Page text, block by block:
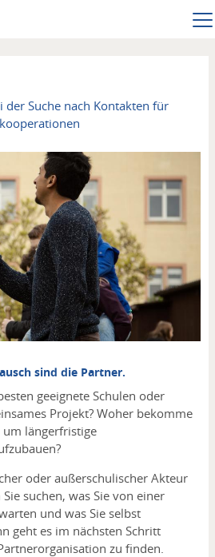
Suche nach Kontakten für
sind die Partner.
geeignete Schulen oder
Projekt? Woher bekomme
um längerfristige
oder außerschulischer Akteur
suchen, was Sie von einer
und was Sie selbst
geht es im nächsten Schritt
zu finden.